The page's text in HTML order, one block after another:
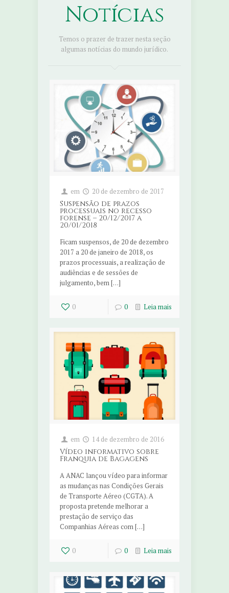
Notícias
Temos o prazer de trazer nesta seção
algumas notícias do mundo jurídico.
em 20 de dezembro de 2017
Suspensão de prazos
processuais no recesso
forense – 20/12/2017 a
20/01/2018
Ficam suspensos, de 20 de dezembro
2017 a 20 de janeiro de 2018, os
prazos processuais, a realização de
audiências e de sessões de
julgamento, bem […]
0 0 Leia mais
em 14 de dezembro de 2016
Vídeo informativo sobre
Franquia de Bagagens
A ANAC lançou vídeo para informar
as mudanças nas Condições Gerais
de Transporte Aéreo (CGTA). A
proposta pretende melhorar a
prestação de serviço das
Companhias Aéreas com […]
0 0 Leia mais